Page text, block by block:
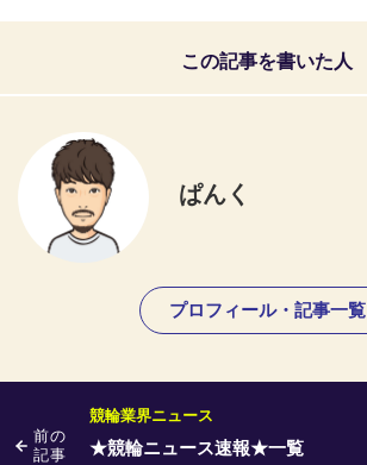
この記事を書いた人
ぱんく
プロフィール・記事一覧
前の
記事
競輪業界ニュース
★競輪ニュース速報★一覧